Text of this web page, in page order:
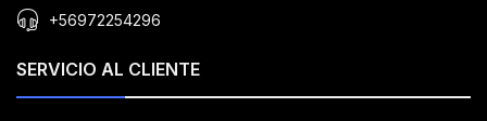
+56972254296
SERVICIO AL CLIENTE